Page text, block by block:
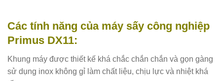
Các tính năng của máy sấy công nghiệp
Primus DX11:
Khung máy được thiết kế khá chắc chắn chắn và gọn gàng
sử dụng inox không gỉ làm chất liệu, chịu lực và nhiệt khá